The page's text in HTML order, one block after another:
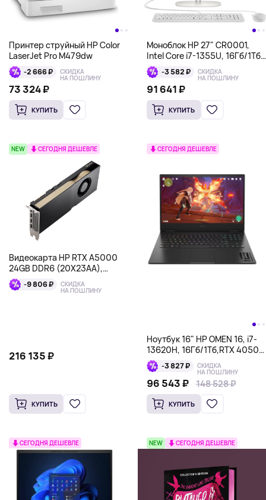
Принтер струйный HP Color
LaserJet Pro M479dw
-2 666 ₽ СКИДКА
НА ПОШЛИНУ
73 324 ₽
КУПИТЬ
Моноблок HP 27" CR0001,
Intel Core i7-1355U, 16Гб/1Тб,
белый-3 582 ₽ СКИДКА
НА ПОШЛИНУ
91 641 ₽
КУПИТЬ
NEW СЕГОДНЯ ДЕШЕВЛЕ
Видеокарта HP RTX A5000
24GB DDR6 (20X23AA),
черный-9 806 ₽ СКИДКА
НА ПОШЛИНУ
216 135 ₽
КУПИТЬ
СЕГОДНЯ ДЕШЕВЛЕ
Ноутбук 16" HP OMEN 16, i7-
13620H, 16Гб/1Тб,RTX 4050,
черный-3 827 ₽ СКИДКА
НА ПОШЛИНУ
96 543 ₽ 148 528 ₽
КУПИТЬ
СЕГОДНЯ ДЕШЕВЛЕ NEW СЕГОДНЯ ДЕШЕВЛЕ